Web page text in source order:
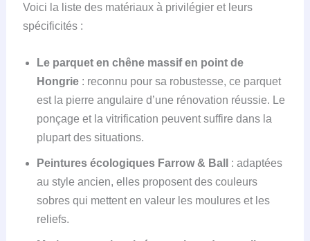
Voici la liste des matériaux à privilégier et leurs
spécificités :
Le parquet en chêne massif en point de
Hongrie: reconnu pour sa robustesse, ce parquet
est la pierre angulaire d’une rénovation réussie. Le
ponçage et la vitrification peuvent suffire dans la
plupart des situations.
Peintures écologiques Farrow & Ball
: adaptées
au style ancien, elles proposent des couleurs
sobres qui mettent en valeur les moulures et les
reliefs.